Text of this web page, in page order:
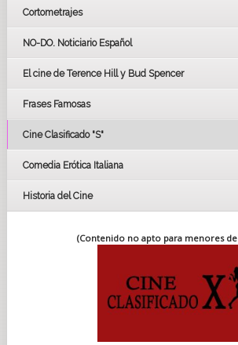
LOS OSCARS
BAFTA
FESTIVAL DE HUELVA 2019
FESTIVAL DE CINE DE SEVILLA 2019
Cortometrajes
NO-DO. Noticiario Español
El cine de Terence Hill y Bud Spencer
Frases Famosas
Cine Clasificado "S"
Comedia Erótica Italiana
Historia del Cine
(Contenido no apto para menores de